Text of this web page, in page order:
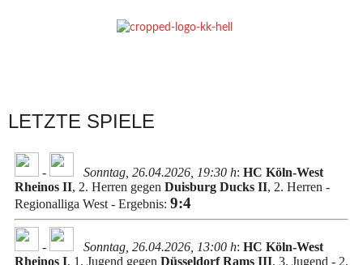
LETZTE SPIELE